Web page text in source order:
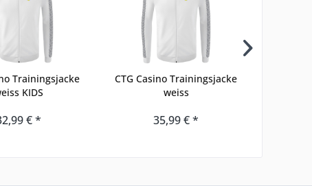
Trainingsjacke
KIDS
€ *
CTG Casino Trainingsjacke
weiss
35,99 € *